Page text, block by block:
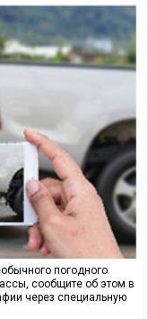
погодного
сообщите об этом в
через специальную